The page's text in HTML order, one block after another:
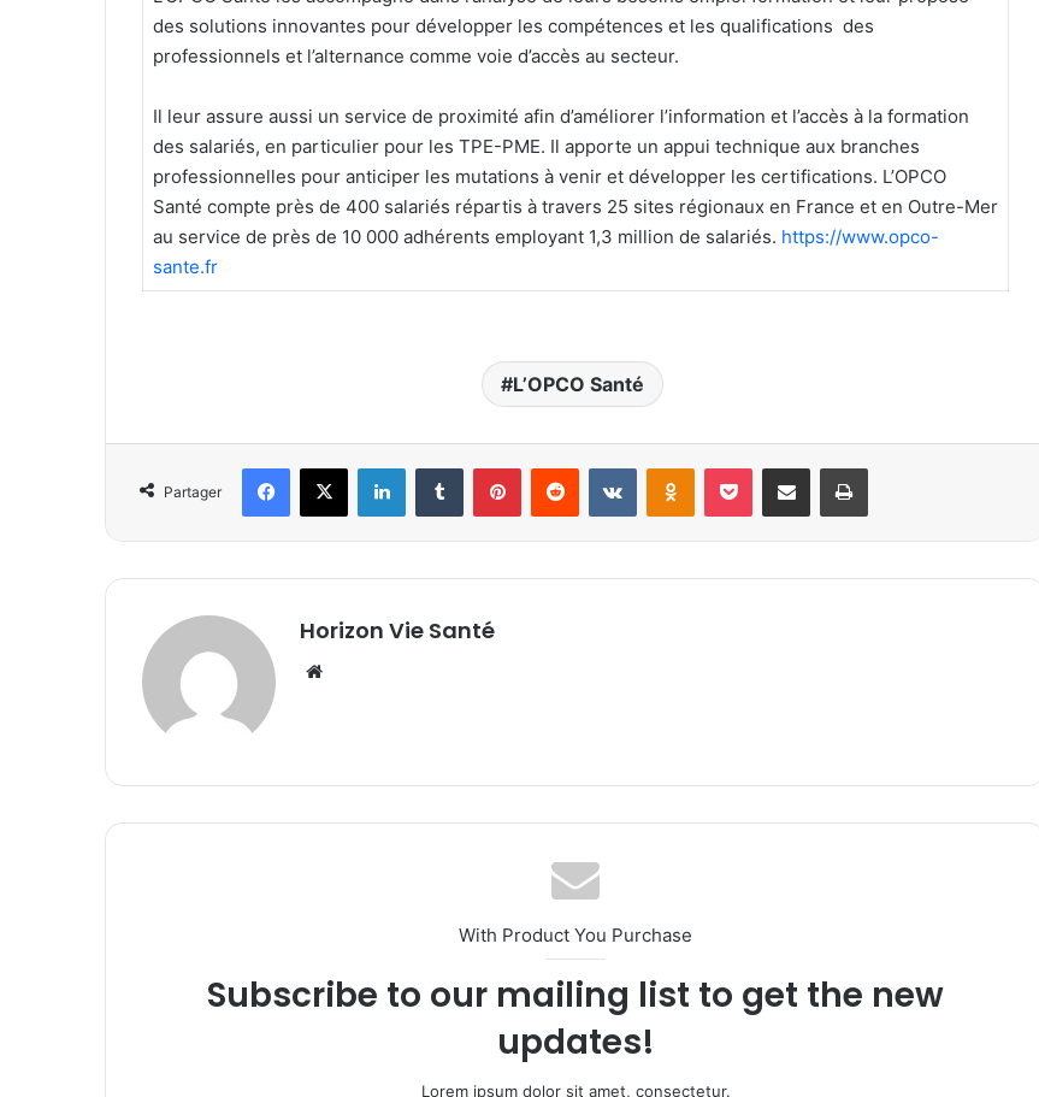
des solutions innovantes pour développer les compétences et les qualifications des
professionnels et l’alternance comme voie d’accès au secteur.
Il leur assure aussi un service de proximité afin d’améliorer l’information et l’accès à la formation
des salariés, en particulier pour les TPE-PME. Il apporte un appui technique aux branches
professionnelles pour anticiper les mutations à venir et développer les certifications. L’OPCO
Santé compte près de 400 salariés répartis à travers 25 sites régionaux en France et en Outre-Mer
au service de près de 10 000 adhérents employant 1,3 million de salariés. https://www.opco-
sante.fr
L’OPCO Santé
Partager
Facebook
X LinkedinTumblr PinterestReddit VKontakteOdnoklassniki
Pocket Partager par email Imprimer
Horizon Vie Santé
With Product You Purchase
Subscribe to our mailing list to get the new
updates!
Lorem ipsum dolor sit amet, consectetur.